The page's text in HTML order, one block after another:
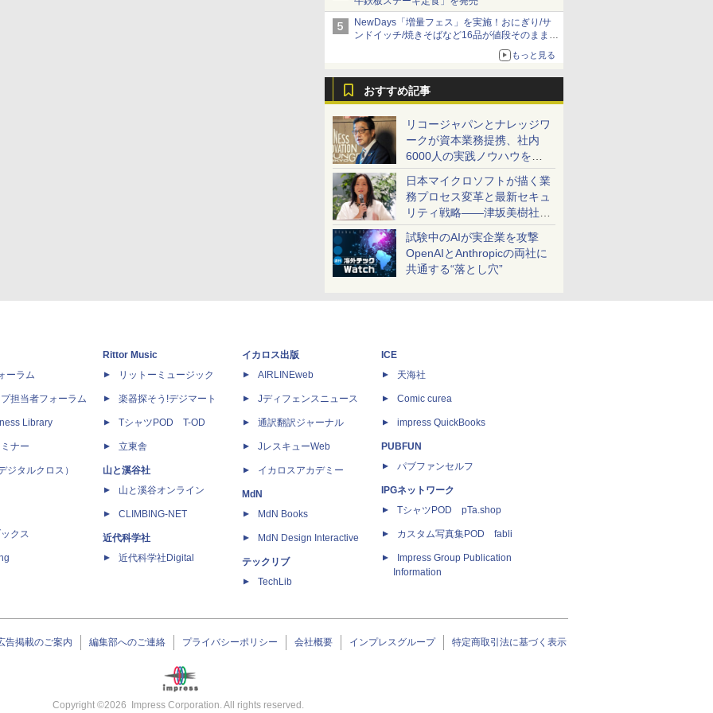
NewDays「増量フェス」を実施！おにぎり/サ
ンドイッチ/焼きそばなど16品が値段そのままで
もっと見る
おすすめ記事
リコージャパンとナレッジワ
ークが資本業務提携、社内
6000人の実践ノウハウを生
かした「AI商談記録 for
RICOH」を展開へ
日本マイクロソフトが描く業
務プロセス変革と最新セキュ
リティ戦略――津坂美樹社長
が2027年度戦略を説明
試験中のAIが実企業を攻撃
OpenAIとAnthropicの両社に
共通する“落とし穴”
ーラム
担当者フォーラム
Library
ナー
ジタルクロス）
クス
Rittor Music
リットーミュージック
楽器探そう!デジマート
TシャツPOD T-OD
立東舎
山と溪谷社
山と溪谷オンライン
CLIMBING-NET
近代科学社
近代科学社Digital
イカロス出版
AIRLINEweb
Jディフェンスニュース
通訳翻訳ジャーナル
JレスキューWeb
イカロスアカデミー
MdN
MdN Books
MdN Design Interactive
テックリブ
TechLib
ICE
天海社
Comic curea
impress QuickBooks
PUBFUN
パブファンセルフ
IPGネットワーク
TシャツPOD pTa.shop
カスタム写真集POD fabli
Impress Group Publication
Information
告掲載のご案内 編集部へのご連絡 プライバシーポリシー 会社概要 インプレスグループ 特定商取引法に基づく表示
Copyright ©2026 Impress Corporation. All rights reserved.